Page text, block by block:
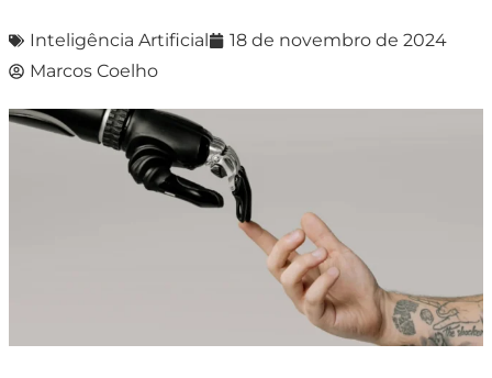
Inteligência Artificial
18 de novembro de 2024
Marcos Coelho